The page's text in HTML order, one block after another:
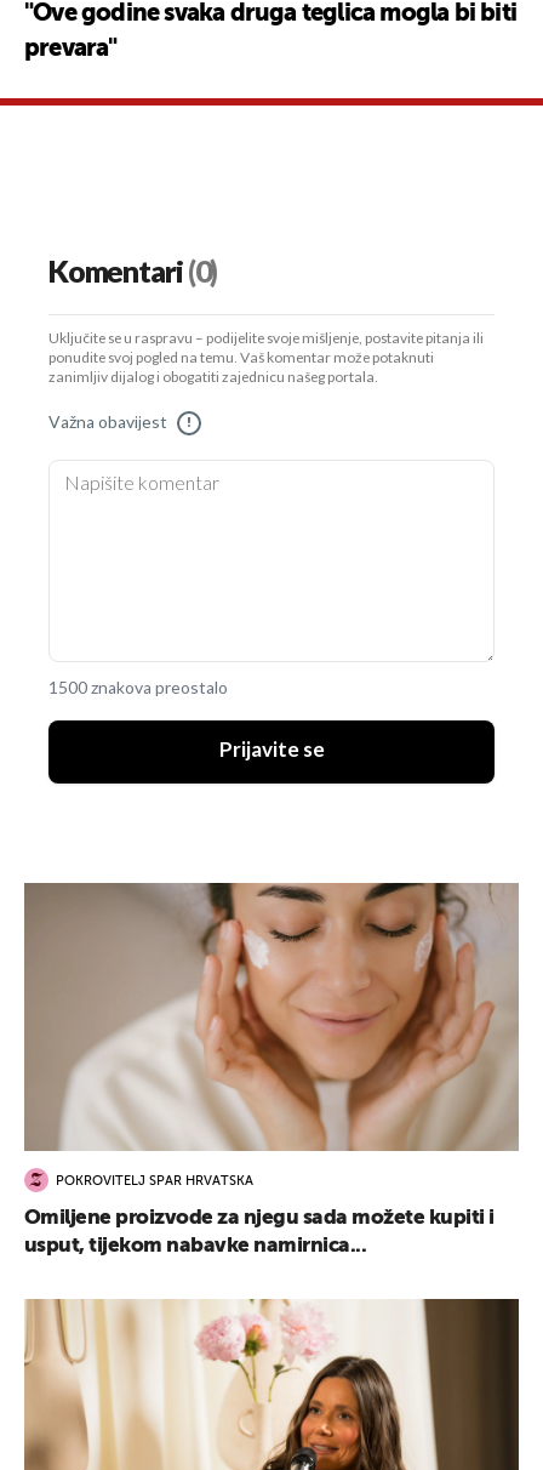
"Ove godine svaka druga teglica mogla bi biti
prevara"
Komentari(0)
Uključite se u raspravu – podijelite svoje mišljenje, postavite pitanja ili
ponudite svoj pogled na temu. Vaš komentar može potaknuti
zanimljiv dijalog i obogatiti zajednicu našeg portala.
Važna obavijest !
1500 znakova preostalo
Prijavite se
POKROVITELJ SPAR HRVATSKA
Omiljene proizvode za njegu sada možete kupiti i
usput, tijekom nabavke namirnica...